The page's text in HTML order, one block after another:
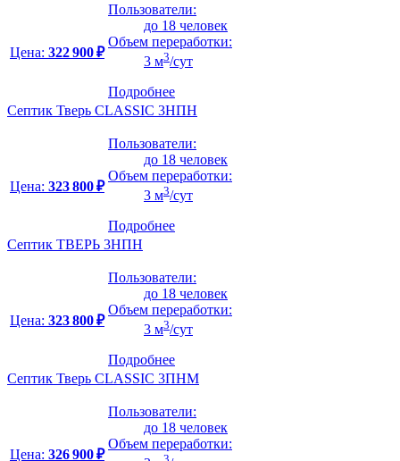
Цена: 322 900 ₽
Пользователи:
до 18 человек
Объем переработки:
3 м3/сут
Подробнее
Септик Тверь CLASSIC 3НПН
Цена: 323 800 ₽
Пользователи:
до 18 человек
Объем переработки:
3 м3/сут
Подробнее
Септик ТВЕРЬ 3НПН
Цена: 323 800 ₽
Пользователи:
до 18 человек
Объем переработки:
3 м3/сут
Подробнее
Септик Тверь CLASSIC 3ПНМ
Цена: 326 900 ₽
Пользователи:
до 18 человек
Объем переработки: